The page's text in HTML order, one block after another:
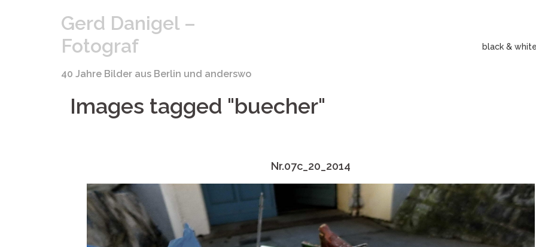
Gerd Danigel –
Fotograf
40 Jahre Bilder aus Berlin und anderswo
black &
Images tagged "buecher"
Nr.07c_20_2014